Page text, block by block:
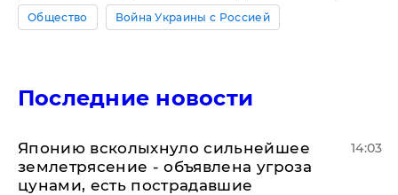
Общество Война Украины с Россией
Последние новости
Японию всколыхнуло сильнейшее
землетрясение - объявлена угроза
цунами, есть пострадавшие
14:03